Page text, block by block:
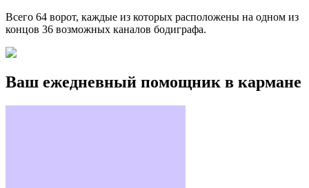
Всего 64 ворот, каждые из которых расположены на одном из
концов 36 возможных каналов бодиграфа.
Ваш ежедневный помощник в кармане